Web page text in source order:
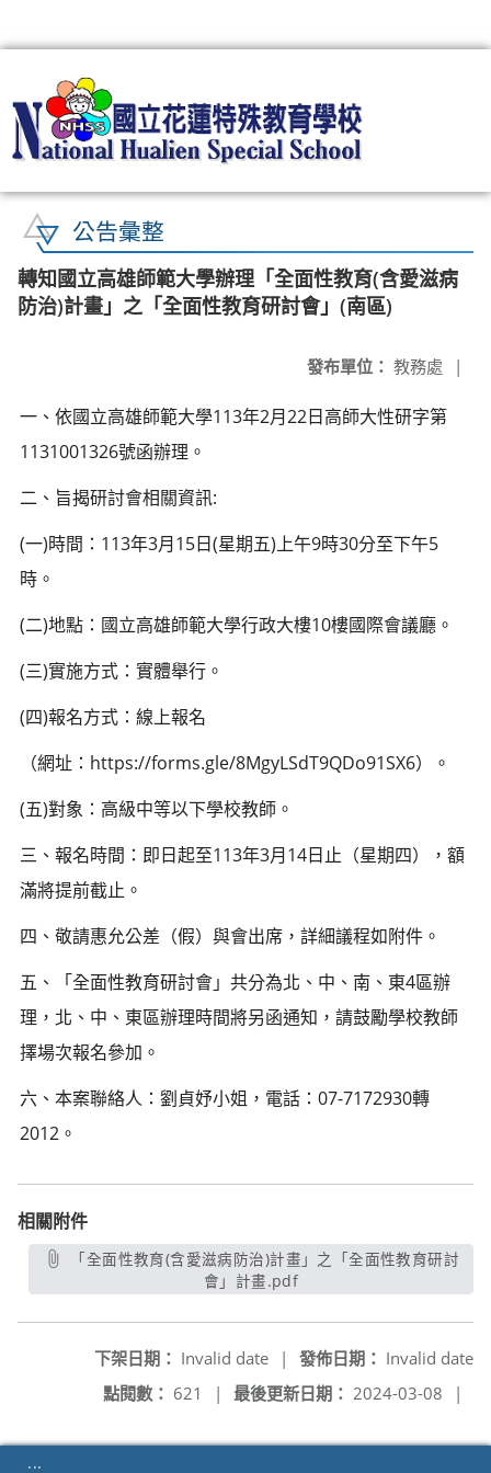
公告彙整
轉知國立高雄師範大學辦理「全面性教育(含愛滋病
防治)計畫」之「全面性教育研討會」(南區)
發布單位： 教務處 |
一、依國立高雄師範大學113年2月22日高師大性研字第
1131001326號函辦理。
二、旨揭研討會相關資訊:
(一)時間：113年3月15日(星期五)上午9時30分至下午5
時。
(二)地點：國立高雄師範大學行政大樓10樓國際會議廳。
(三)實施方式：實體舉行。
(四)報名方式：線上報名
（網址：https://forms.gle/8MgyLSdT9QDo91SX6）。
(五)對象：高級中等以下學校教師。
三、報名時間：即日起至113年3月14日止（星期四），額
滿將提前截止。
四、敬請惠允公差（假）與會出席，詳細議程如附件。
五、「全面性教育研討會」共分為北、中、南、東4區辦
理，北、中、東區辦理時間將另函通知，請鼓勵學校教師
擇場次報名參加。
六、本案聯絡人：劉貞妤小姐，電話：07-7172930轉
2012。
相關附件
會」計畫.pdf另開新視窗
發佈日期： Invalid date
下架日期： Invalid date
|
最後更新日期： 2024-03-08 |
點閱數： 621 |